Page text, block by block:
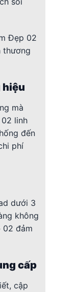
Đẹp 02
thương
hiệu
mà
linh
đến
phí
dưới 3
không
02 đảm
cấp
cập